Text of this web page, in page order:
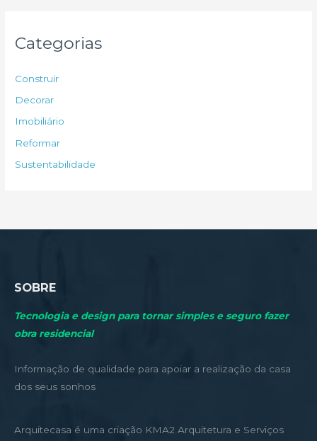
p
o
r
Categorias
Construir
Decorar
Imobiliário
Reformar
Sustentabilidade
SOBRE
Tecnologia e design para tornar simples e seguro fazer
obra residencial
Informação de qualidade para apoiar a realização da casa
dos seus sonhos
Arquitecasa é uma criação KMA2 Arquitetura e Serviços